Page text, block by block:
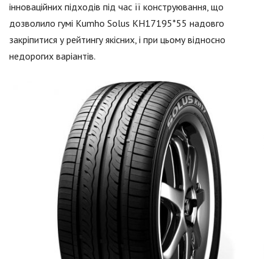
інноваційних підходів під час її конструювання, що
дозволило гумі Kumho Solus KH17195*55 надовго
закріпитися у рейтингу якісних, і при цьому відносно
недорогих варіантів.